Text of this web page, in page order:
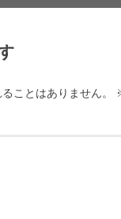
ことはありません。